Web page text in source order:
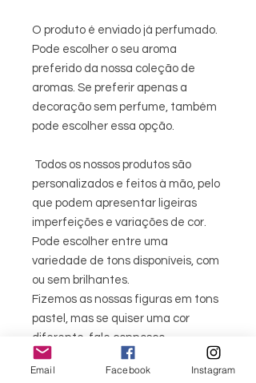
O produto é enviado já perfumado.
Pode escolher o seu aroma
preferido da nossa coleção de
aromas. Se preferir apenas a
decoração sem perfume, também
pode escolher essa opção.
Todos os nossos produtos são
personalizados e feitos à mão, pelo
que podem apresentar ligeiras
imperfeições e variações de cor.
Pode escolher entre uma
variedade de tons disponíveis, com
ou sem brilhantes.
Fizemos as nossas figuras em tons
pastel, mas se quiser uma cor
diferente, fale connosco.
Tentaremos fazer a cor perfeita
para si.
Email Facebook Instagram